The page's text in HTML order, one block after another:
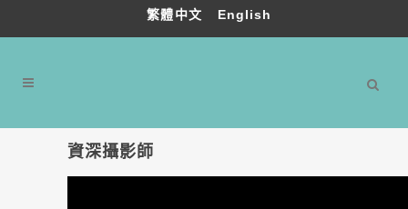
繁體中文 English
資深攝影師